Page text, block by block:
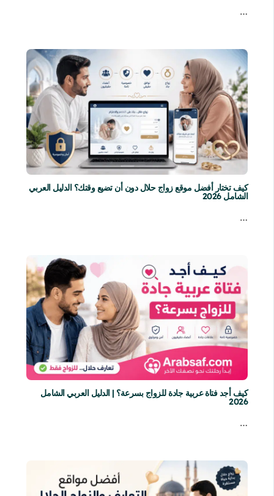
…
كيف تختار أفضل موقع زواج حلال دون أن تضيع وقتك؟ الدليل العربي
الشامل 2026
…
كيف أجد فتاة عربية جادة للزواج بسرعة؟ | الدليل العربي الشامل
2026
…